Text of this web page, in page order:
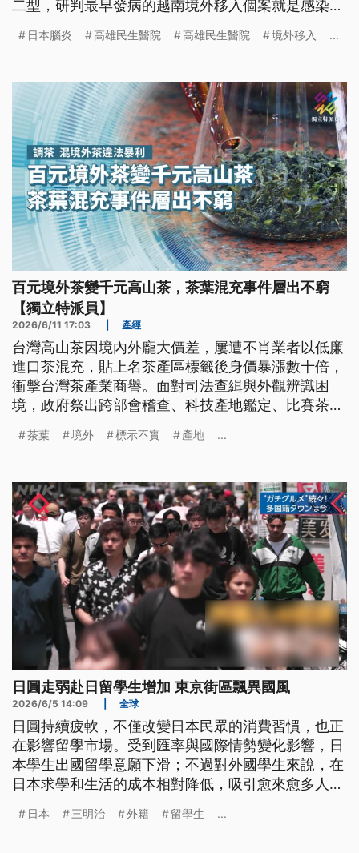
二型，研判最早發病的越南境外移入個案就是感染
為止，疾管署也已成立機動防疫隊，南下支援各項防
日本腦炎 高雄民生醫院 高雄民生醫院 境外移入 ...
百元境外茶變千元高山茶，茶葉混充事件層出不窮
【獨立特派員】
2026/6/11 17:03 產經
台灣高山茶因境內外龐大價差，屢遭不肖業者以低廉
進口茶混充，貼上名茶產區標籤後身價暴漲數十倍，
衝擊台灣茶產業商譽。面對司法查緝與外觀辨識困
境，政府祭出跨部會稽查、科技產地鑑定、比賽茶切
本與產業鏈透明度仍面臨拉鋸。
茶葉 境外 標示不實 產地 ...
日圓走弱赴日留學生增加 東京街區飄異國風
2026/6/5 14:09 全球
日圓持續疲軟，不僅改變日本民眾的消費習慣，也正
在影響留學市場。受到匯率與國際情勢變化影響，日
本學生出國留學意願下滑；不過對外國學生來說，在
日本求學和生活的成本相對降低，吸引愈來愈多人選
韓國城新大久保周邊，也逐漸發展出匯聚亞洲各國美
日本 三明治 外籍 留學生 ...